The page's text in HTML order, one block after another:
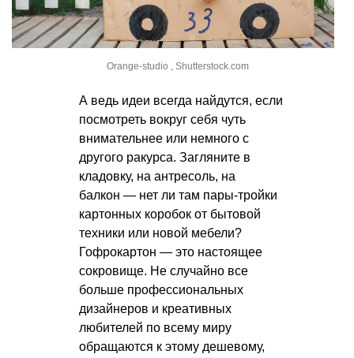
Orange-studio , Shutterstock.com
А ведь идеи всегда найдутся, если
посмотреть вокруг себя чуть
внимательнее или немного с
другого ракурса. Загляните в
кладовку, на антресоль, на
балкон — нет ли там пары-тройки
картонных коробок от бытовой
техники или новой мебели?
Гофрокартон — это настоящее
сокровище. Не случайно все
больше профессиональных
дизайнеров и креативных
любителей по всему миру
обращаются к этому дешевому,